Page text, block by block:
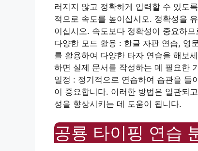
러지지 않고 정확하게 입력할 수 있도
적으로 속도를 높이십시오. 정확성을
이십시오. 속도보다 정확성이 중요하
다양한 모드 활용 : 한글 자판 연습, 영
를 활용하여 다양한 타자 연습을 해보
하면 실제 문서를 작성하는 데 필요한
일정 : 정기적으로 연습하여 습관을 들
이 중요합니다. 이러한 방법은 일관되
성을 향상시키는 데 도움이 됩니다.
공룡 타이핑 연습